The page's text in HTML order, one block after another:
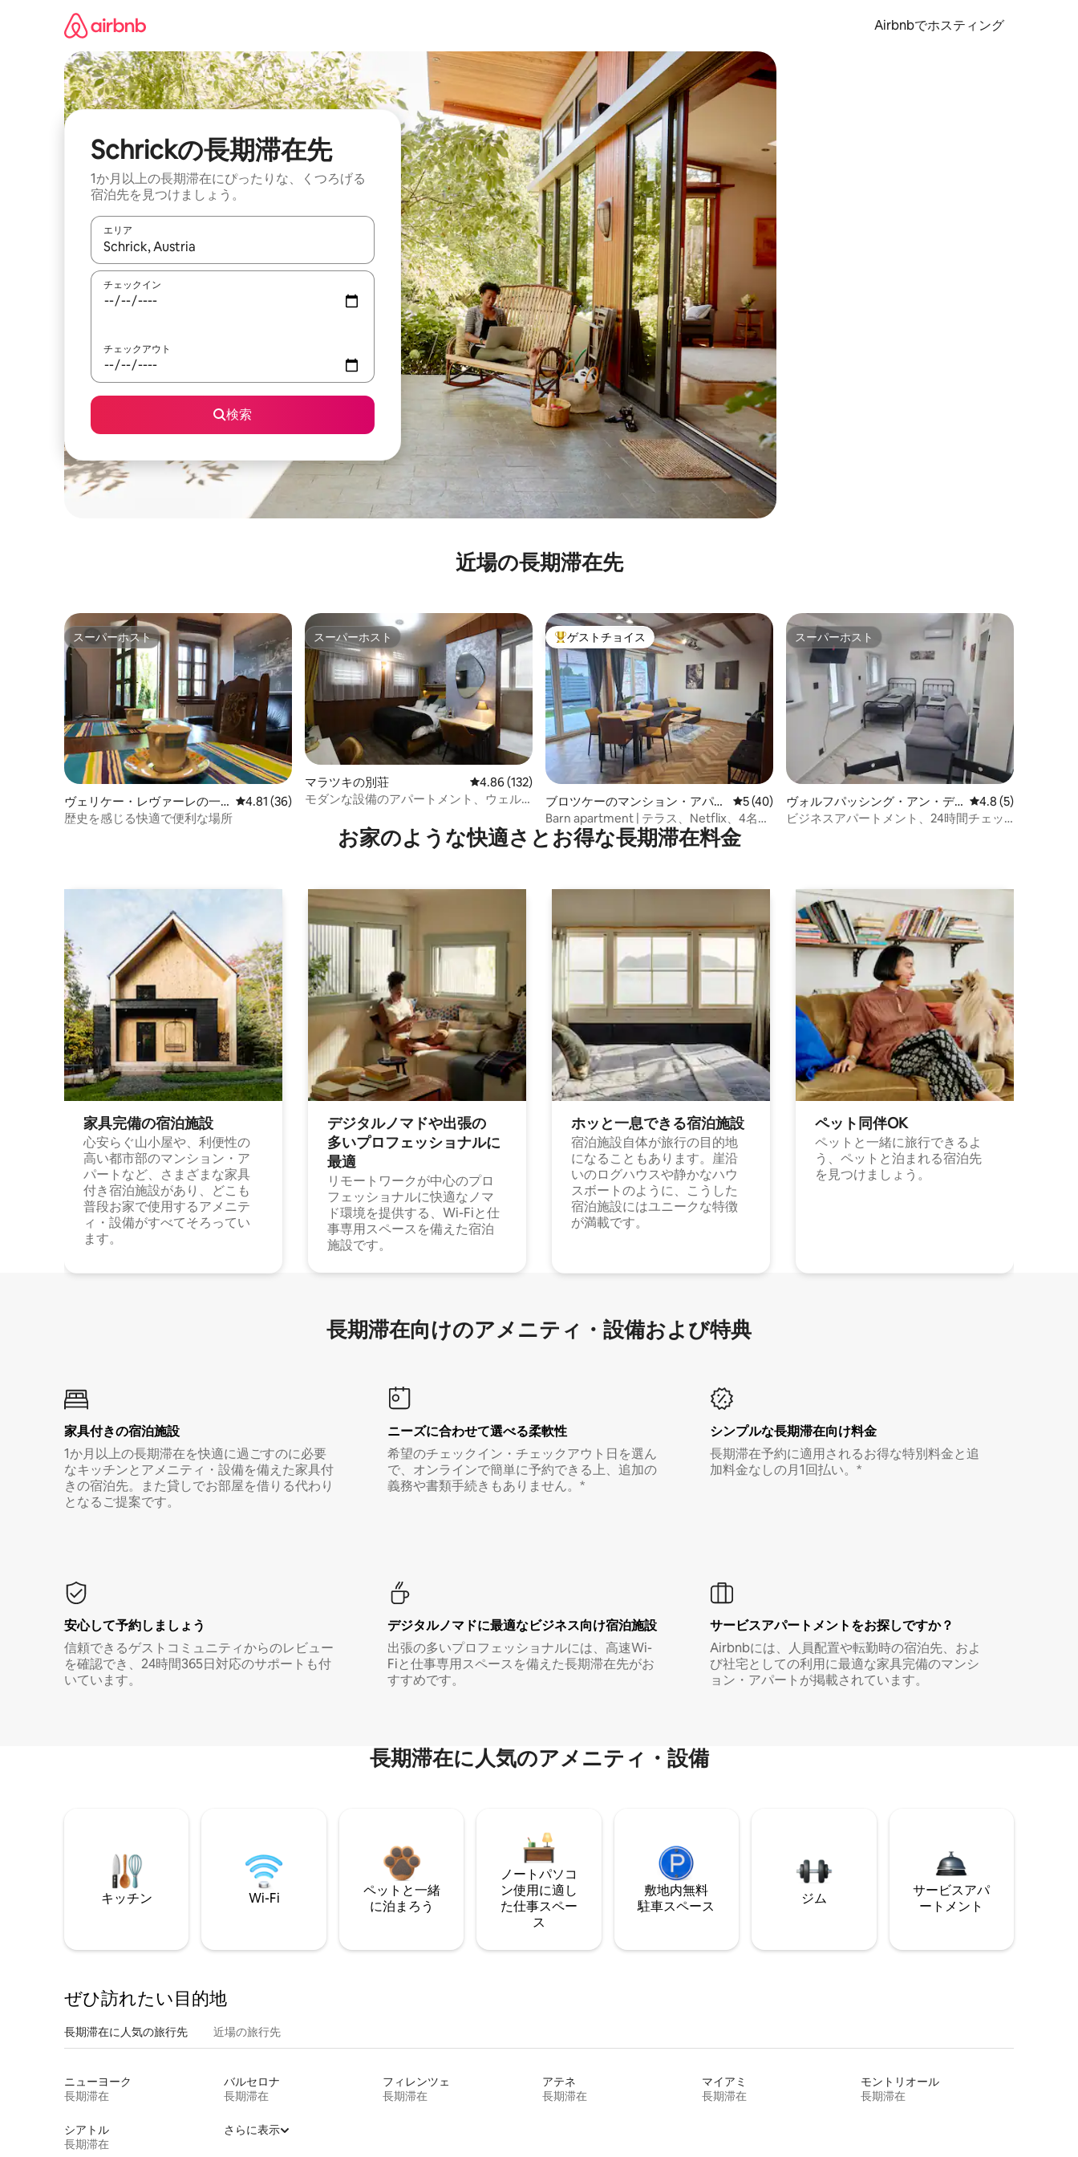
Airbnbでホスティング
Schrickの長期滞在先
1か月以上の長期滞在にぴったりな、くつろげる
宿泊先を見つけましょう。
エリア
検索結果が表示されたら、上下の矢印キーを使って移動するか、画面をタッチまたはスワイプして検索結果を確認することができます。
チェックイン
チェックアウト
検索
近場の長期滞在先
スーパーホスト
スーパーホスト
ヴェリケー・レヴァーレの一
軒家
レビュー36件、5つ星中4.81つ星の平均評価
4.81 (36)
歴史を感じる快適で便利な場所
スーパーホスト
スーパーホスト
マラツキの別荘 レビュー132件、5つ星中4.86つ星の平均評価
4.86 (132)
モダンな設備のアパートメント、ウェル
大好評のゲストチョイスです。
ゲストチョイス
ブロツケーのマンション・アパー
ト
レビュー40件、5つ星中5つ星の平均評価
5 (40)
Barn apartment | テラス、Netflix、4名様
用の快適さ
スーパーホスト
スーパーホスト
ヴォルフパッシング・アン・デ
ア・ホッホライテンのマンショ
レビュー5件、5つ
4.8 (5)
ビジネスアパートメント、24時間チェッ
お家のような快⁠適⁠さ⁠とお⁠得⁠な長⁠期⁠滞⁠在料⁠金
家具完備の宿⁠泊⁠施⁠設
心安らぐ山小屋や、利便性の
高い都市部のマンション・ア
パートなど、さまざまな家具
付き宿泊施設があり、どこも
普段お家で使用するアメニテ
ィ・設備がすべてそろってい
ます。
デジタルノマドや出⁠張⁠の
多⁠いプ⁠ロ⁠フ⁠ェ⁠ッ⁠シ⁠ョ⁠ナ⁠ル⁠に
最⁠適
リモートワークが中心のプロ
フェッショナルに快適なノマ
ド環境を提供する、Wi-Fiと仕
事専用スペースを備えた宿泊
施設です。
ホッと一⁠息⁠で⁠き⁠る宿⁠泊施⁠設
宿泊施設自体が旅行の目的地
になることもあります。崖沿
いのログハウスや静かなハウ
スボートのように、こうした
宿泊施設にはユニークな特徴
が満載です。
ペット同⁠伴OK
ペットと一緒に旅行できるよ
う、ペットと泊まれる宿泊先
を見つけましょう。
長期滞在向け⁠のア⁠メ⁠ニ⁠テ⁠ィ⁠・設⁠備⁠および特⁠典
家具付き⁠の宿⁠泊⁠施⁠設
1か月以上の長期滞在を快適に過ごすのに必要
なキッチンとアメニティ・設備を備えた家具付
きの宿泊先。また貸しでお部屋を借りる代わり
となるご提案です。
ニーズに合わせて選べる柔軟性
希望のチェックイン・チェックアウト日を選ん
で、オンラインで簡単に予約できる上、追加の
義務や書類手続きもありません。*
シンプルな長期滞在向け料金
長期滞在予約に適用されるお得な特別料金と追
加料金なしの月1回払い。*
安心して予約しましょう
信頼できるゲストコミュニティからのレビュー
を確認でき、24時間365日対応のサポートも付
いています。
デジタルノマド⁠に最⁠適⁠なビ⁠ジ⁠ネ⁠ス⁠向⁠け宿⁠泊⁠施⁠設
出張の多いプロフェッショナルには、高速Wi-
Fiと仕事専用スペースを備えた長期滞在先がお
すすめです。
サービスアパートメントをお探しですか？
Airbnbには、人員配置や転勤時の宿泊先、およ
び社宅としての利用に最適な家具完備のマンシ
ョン・アパートが掲載されています。
長期滞在に人気のアメニティ・設備
キッチン Wi-Fi
ペットと一緒
に泊まろう
ノートパソコ
ン使用に適し
た仕事スペー
ス
敷地内無料
駐⁠車ス⁠ペ⁠ー⁠ス
ジム
サービスアパ
ートメント
ぜひ訪⁠れ⁠た⁠い目⁠的⁠地
長期滞在に人気の旅行先 近場の旅行先
ニューヨーク
長期滞在
バルセロナ
長期滞在
フィレンツェ
長期滞在
アテネ
長期滞在
マイアミ
長期滞在
モントリオール
長期滞在
シアトル
長期滞在
さらに表示